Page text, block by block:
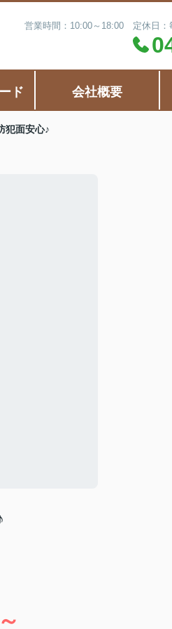
営業時間：10:00～18:00 定休日
ド 会社概要
犯面安心♪